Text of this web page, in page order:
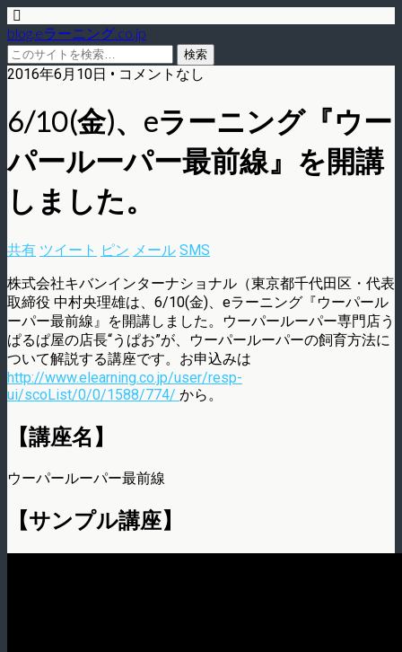
blog.eラーニング.co.jp
2016年6月10日 • コメントなし
6/10(金)、eラーニング『ウー
パールーパー最前線』を開講
しました。
共有 ツイート ピン メール SMS
株式会社キバンインターナショナル（東京都千代田区・代表
取締役 中村央理雄は、6/10(金)、eラーニング『ウーパール
ーパー最前線』を開講しました。ウーパールーパー専門店う
ぱるぱ屋の店長“うぱお”が、ウーパールーパーの飼育方法に
ついて解説する講座です。お申込みは
http://www.elearning.co.jp/user/resp-
ui/scoList/0/0/1588/774/ から。
【講座名】
ウーパールーパー最前線
【サンプル講座】